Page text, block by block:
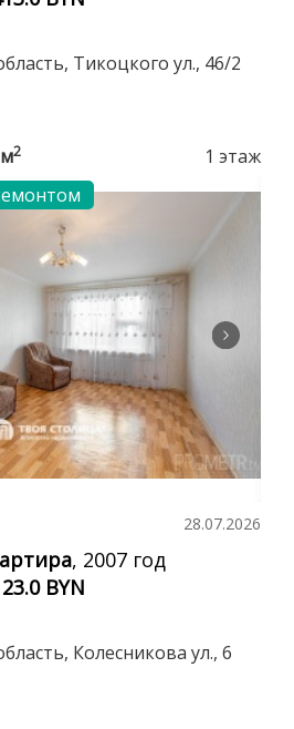
Тикоцкого ул., 46/2
2
1 этаж
28.07.2026
, 2007 год
BYN
Колесникова ул., 6